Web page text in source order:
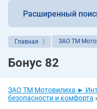
Расширенный
Главная ЗАО ТМ
Бонус 82
ЗАО ТМ Мотовилиха ►
безопасности и комфорта